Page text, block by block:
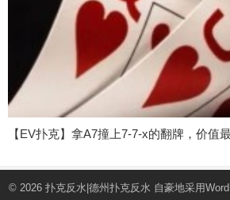
【EV扑克】拿A7撞上7-7-x的翻牌，价值
© 2026 扑克反水|德州扑克反水 自豪地采用